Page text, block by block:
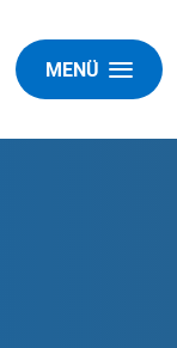
MENÜ